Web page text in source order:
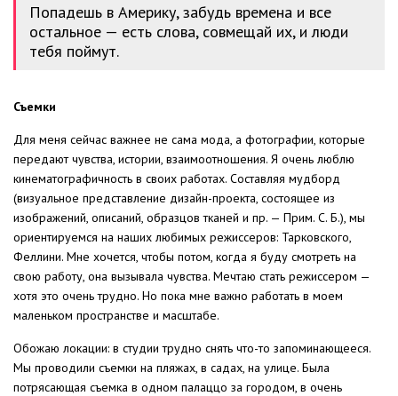
Попадешь в Америку, забудь времена и все
остальное — есть слова, совмещай их, и люди
тебя поймут.
Съемки
Для меня сейчас важнее не сама мода, а фотографии, которые
передают чувства, истории, взаимоотношения. Я очень люблю
кинематографичность в своих работах. Составляя мудборд
(визуальное представление дизайн-проекта, состоящее из
изображений, описаний, образцов тканей и пр. — Прим. С. Б.), мы
ориентируемся на наших любимых режиссеров: Тарковского,
Феллини. Мне хочется, чтобы потом, когда я буду смотреть на
свою работу, она вызывала чувства. Мечтаю стать режиссером —
хотя это очень трудно. Но пока мне важно работать в моем
маленьком пространстве и масштабе.
Обожаю локации: в студии трудно снять что-то запоминающееся.
Мы проводили съемки на пляжах, в садах, на улице. Была
потрясающая съемка в одном палаццо за городом, в очень